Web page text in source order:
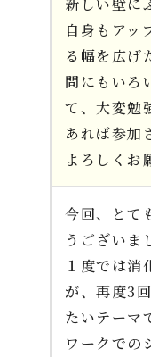
自身もアッ
る幅を広げ
問にもいろ
て、大変勉
あれば参加
よろしくお
今回、とて
うございま
１度では消
が、再度3
たいテー
ワークでの